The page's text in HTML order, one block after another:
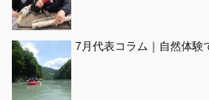
7月代表コラム｜自然体験